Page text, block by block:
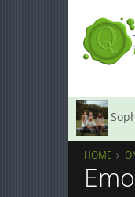
HOME